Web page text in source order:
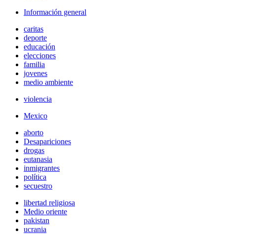
Información general
caritas
deporte
educación
elecciones
familia
jovenes
medio ambiente
violencia
Mexico
aborto
Desapariciones
drogas
eutanasia
inmigrantes
política
secuestro
libertad religiosa
Medio oriente
pakistan
ucrania